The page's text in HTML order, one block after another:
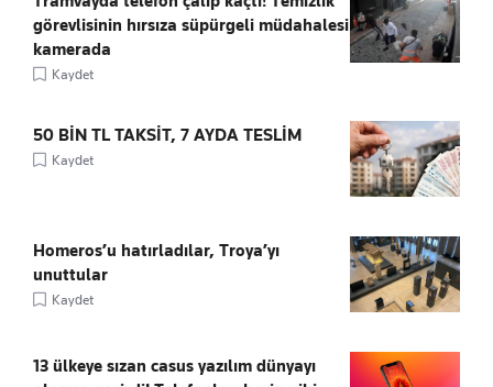
görevlisinin hırsıza süpürgeli müdahalesi
kamerada
Kaydet
50 BİN TL TAKSİT, 7 AYDA TESLİM
Kaydet
Homeros’u hatırladılar, Troya’yı
unuttular
Kaydet
13 ülkeye sızan casus yazılım dünyayı